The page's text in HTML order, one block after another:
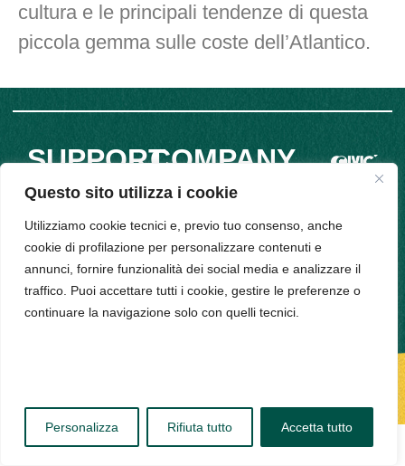
Questo sito utilizza i cookie
Utilizziamo cookie tecnici e, previo tuo consenso, anche
cookie di profilazione per personalizzare contenuti e
annunci, fornire funzionalità dei social media e analizzare il
traffico. Puoi accettare tutti i cookie, gestire le preferenze o
continuare la navigazione solo con quelli tecnici.
Personalizza Rifiuta tutto Accetta tutto
cultura e le principali tendenze di questa
piccola gemma sulle coste dell’Atlantico.
SUPPORT
Privacy
Policy
Cookie
Policy
COMPANY
INFO
Arena 9,
20123,
Milano -
PIVA